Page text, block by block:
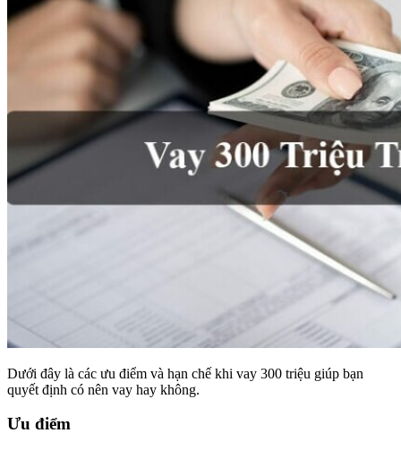
Dưới đây là các ưu điểm và hạn chế khi vay 300 triệu giúp bạn
quyết định có nên vay hay không.
Ưu điểm